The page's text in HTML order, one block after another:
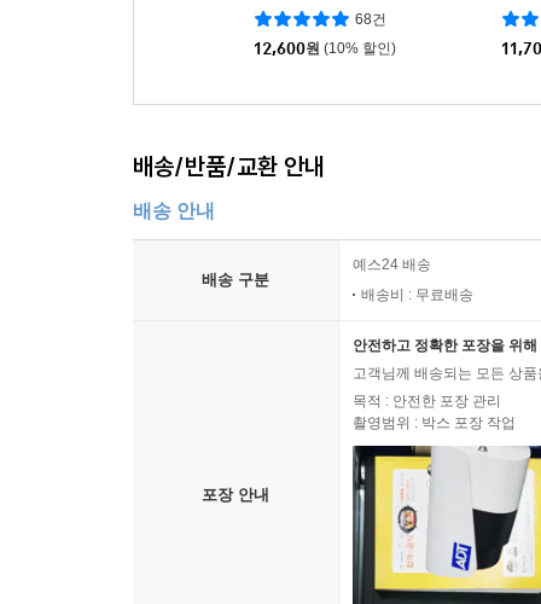
68건
12,600원 (10% 할인)
배송/반품/교환 안내
배송 안내
배송 구분
예스24 배송
배송비 : 무료배송
포장 안내
안전하고 정확한 포장을 위
고객님께 배송되는 모든 상
목적 : 안전한 포장 관리
촬영범위 : 박스 포장 작업